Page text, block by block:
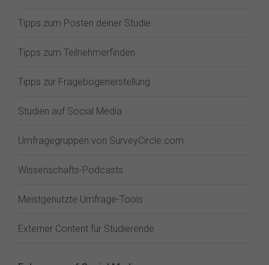
Tipps zum Posten deiner Studie
Tipps zum Teilnehmerfinden
Tipps zur Fragebogenerstellung
Studien auf Social Media
Umfragegruppen von SurveyCircle.com
Wissenschafts-Podcasts
Meistgenutzte Umfrage-Tools
Externer Content für Studierende